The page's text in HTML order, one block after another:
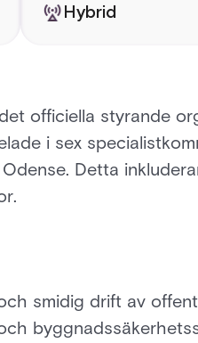
Hybrid
officiella styrande
i sex
Detta
smidig drift av